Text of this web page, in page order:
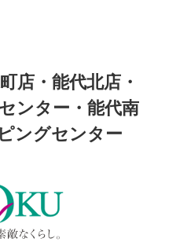
店・能代北店・
ンター・能代南
ングセンター